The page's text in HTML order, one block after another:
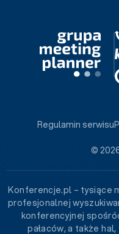
©
Regulamin serwisu
Konferencje.pl – tysiące
profesjonalnej
konferencyjnej
pałaców, a także